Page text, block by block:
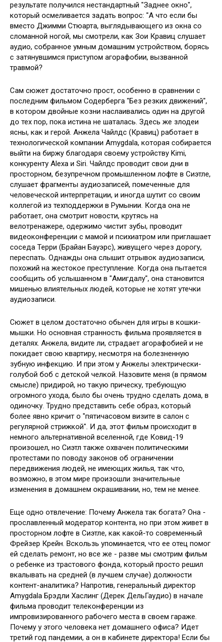
результате получился нестандартный "Заднее окно",
который осмеливается задать вопрос: "А что если бы
вместо Джимми Стюарта, выглядывающего из окна со
сломанной ногой, мы смотрели, как Зои Кравиц слушает
аудио, собранное умным домашним устройством, борясь
с затянувшимся приступом агорафобии, вызванной
травмой?
Сам сюжет достаточно прост, особенно в сравнении с
последним фильмом Содерберга "Без резких движений",
в котором двойные козни наслаивались один на другой
до тех пор, пока истина не шаталась. Здесь же злодеи
ясны, как и герой. Анжела Чайлдс (Кравиц) работает в
технологической компании Amygdala, которая собирается
выйти на биржу благодаря своему устройству Kimi,
конкуренту Alexa и Siri. Чайлдс проводит свои дни в
просторном, безупречном промышленном лофте в Сиэтле,
слушает фрагменты аудиозаписей, помеченные для
человеческой интерпретации, и иногда шутит со своим
коллегой из техподдержки в Румынии. Когда она не
работает, она смотрит новости, крутясь на
велотренажере, одержимо чистит зубы, проводит
видеоконференции с мамой и психиатром или приглашает
соседа Терри (Брайан Бауэрс), живущего через дорогу,
переспать. Однажды она слышит отрывок аудиозаписи,
похожий на жестокое преступление. Когда она пытается
сообщить об услышанном в "Амигдалу", она становится
мишенью влиятельных людей, которые не хотят утечки
аудиозаписи.
Сюжет в целом достаточно обычен для игры в кошки-
мышки. Но основная странность фильма проявляется в
деталях. Анжела, видите ли, страдает агорафобией и не
покидает свою квартиру, несмотря на болезненную
зубную инфекцию. И при этом у Анжелы электрически-
голубой боб с детской челкой. Назовите меня (в прямом
смысле) придирой, но такую прическу, требующую
огромного ухода, было бы очень трудно сделать дома, в
одиночку. Трудно представить себе образ, который
более явно кричит о "пятичасовом визите в салон с
регулярной стрижкой". И да, этот фильм происходит в
немного альтернативной вселенной, где Ковид-19
произошел, но Сиэтл также охвачен политическими
протестами по поводу законов об ограничении
передвижения людей, не имеющих жилья, так что,
возможно, в этом мире произошли значительные
изменения в домашнем окрашивании, но, тем не менее.
Еще одно отвлечение: Почему Анжела так богата? Она -
прославленный модератор контента, но при этом живет в
просторном лофте в Сиэтле, как какой-то современный
Фрейзер Крейн. Вскользь упоминается, что ее отец помог
ей сделать ремонт, но все же - разве мы смотрим фильм
о ребенке из трастового фонда, который просто решил
вкалывать на средней (в лучшем случае) должности
контент-аналитика? Напротив, генеральный директор
Amygdala Брэдли Хаслинг (Дерек ДельГаудио) в начале
фильма проводит телеконференции из
импровизированного рабочего места в своем гараже.
Почему у этого человека нет домашнего офиса? Идет
третий год пандемии, а он в кабинете директора! Если бы